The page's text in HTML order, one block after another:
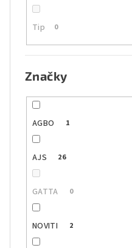
Tip 0
Značky
AGBO 1
AJS 26
GATTA 0
NOVITI 2